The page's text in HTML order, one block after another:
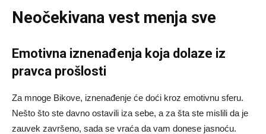
Neočekivana vest menja sve
Emotivna iznenađenja koja dolaze iz
pravca prošlosti
Za mnoge Bikove, iznenađenje će doći kroz emotivnu sferu.
Nešto što ste davno ostavili iza sebe, a za šta ste mislili da je
zauvek završeno, sada se vraća da vam donese jasnoću.